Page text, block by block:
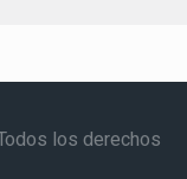
los derechos